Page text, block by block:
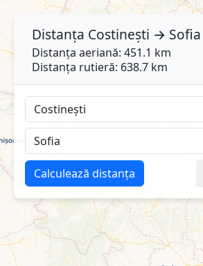
Distanța Costinești → Sofia
Distanța aeriană: 451.1 km
Distanța rutieră: 638.7 km
Calculează distanța